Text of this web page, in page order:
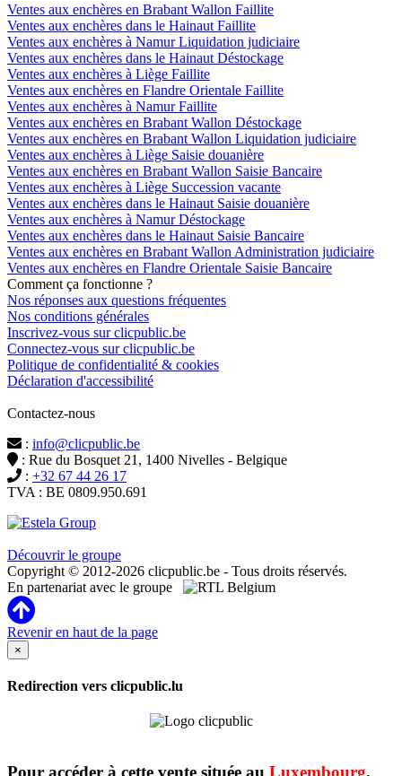
Ventes aux enchères en Brabant Wallon Faillite
Ventes aux enchères dans le Hainaut Faillite
Ventes aux enchères à Namur Liquidation judiciaire
Ventes aux enchères dans le Hainaut Déstockage
Ventes aux enchères à Liège Faillite
Ventes aux enchères en Flandre Orientale Faillite
Ventes aux enchères à Namur Faillite
Ventes aux enchères en Brabant Wallon Déstockage
Ventes aux enchères en Brabant Wallon Liquidation judiciaire
Ventes aux enchères à Liège Saisie douanière
Ventes aux enchères en Brabant Wallon Saisie Bancaire
Ventes aux enchères à Liège Succession vacante
Ventes aux enchères dans le Hainaut Saisie douanière
Ventes aux enchères à Namur Déstockage
Ventes aux enchères dans le Hainaut Saisie Bancaire
Ventes aux enchères en Brabant Wallon Administration judiciaire
Ventes aux enchères en Flandre Orientale Saisie Bancaire
Comment ça fonctionne ?
Nos réponses aux questions fréquentes
Nos conditions générales
Inscrivez-vous sur clicpublic.be
Connectez-vous sur clicpublic.be
Politique de confidentialité & cookies
Déclaration d'accessibilité
Contactez-nous
: info@clicpublic.be
: Rue du Bosquet 21, 1400 Nivelles - Belgique
: +32 67 44 26 17
TVA : BE 0809.950.691
Découvrir le groupe
Copyright © 2012-2026 clicpublic.be - Tous droits réservés.
En partenariat avec le groupe
Revenir en haut de la page
×
Redirection vers clicpublic.lu
Pour accéder à cette vente située au Luxembourg,